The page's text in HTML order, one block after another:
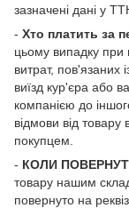
зазначені дані у
- Хто платить за
цьому випадку при
витрат, пов'язаних
виїзд кур'єра або
компанією до
відмови від товару
покупцем.
- КОЛИ
товару нашим
повернуто на